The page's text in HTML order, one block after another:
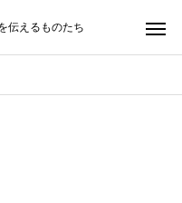
伝えるものたち